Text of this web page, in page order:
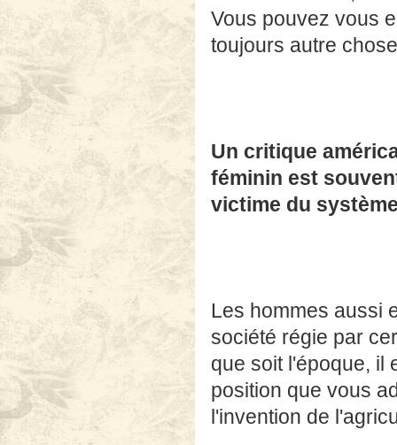
Vous pouvez vous
toujours autre
Un critique
féminin est
victime du
Les hommes aussi
société régie par
que soit l'époque, il
position que vous
l'invention de